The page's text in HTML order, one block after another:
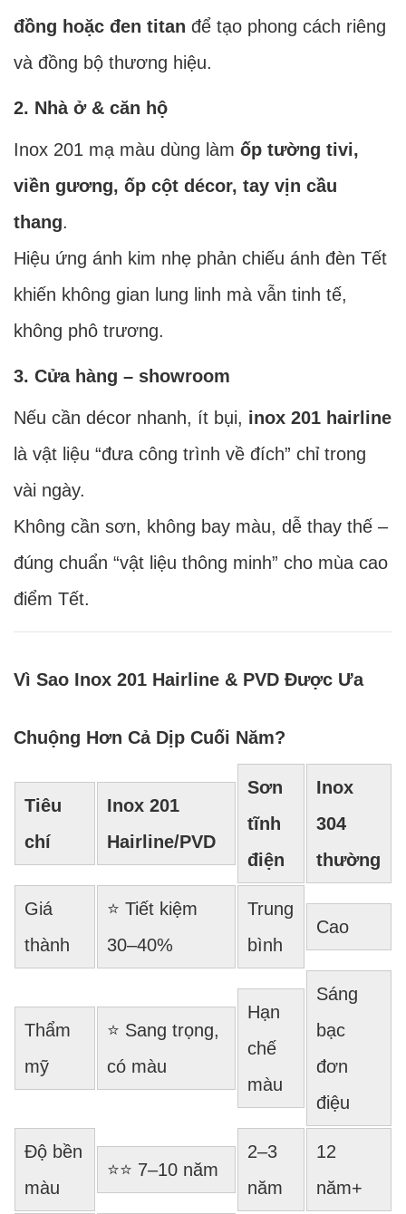
đồng hoặc đen titan để tạo phong cách riêng
và đồng bộ thương hiệu.
2. Nhà ở & căn hộ
Inox 201 mạ màu dùng làm ốp tường tivi,
viền gương, ốp cột décor, tay vịn cầu
thang.
Hiệu ứng ánh kim nhẹ phản chiếu ánh đèn Tết
khiến không gian lung linh mà vẫn tinh tế,
không phô trương.
3. Cửa hàng – showroom
Nếu cần décor nhanh, ít bụi, inox 201 hairline
là vật liệu “đưa công trình về đích” chỉ trong
vài ngày.
Không cần sơn, không bay màu, dễ thay thế –
đúng chuẩn “vật liệu thông minh” cho mùa cao
điểm Tết.
Vì Sao Inox 201 Hairline & PVD Được Ưa
Chuộng Hơn Cả Dịp Cuối Năm?
Tiêu
chí
Inox 201
Hairline/PVD
Sơn
tĩnh
điện
Inox
304
thường
Giá
thành
⭐ Tiết kiệm
30–40%
Trung
bình
Cao
Thẩm
mỹ
⭐ Sang trọng,
có màu
Hạn
chế
màu
Sáng
bạc
đơn
điệu
Độ bền
màu
⭐⭐ 7–10 năm
2–3
năm
12
năm+